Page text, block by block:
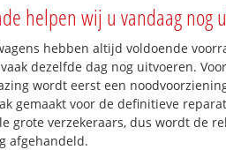
helpen wij u vandaag nog
hebben altijd voldoende
dezelfde dag nog uitvoeren.
wordt eerst een
gemaakt voor de definitieve
grote verzekeraars, dus wordt de
afgehandeld.